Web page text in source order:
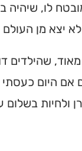
לו, שיהיה
יצא מן
מאוד,
היום
ולחיות בשלום